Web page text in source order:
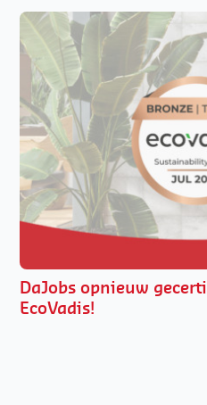
DaJobs opnieuw
EcoVadis!